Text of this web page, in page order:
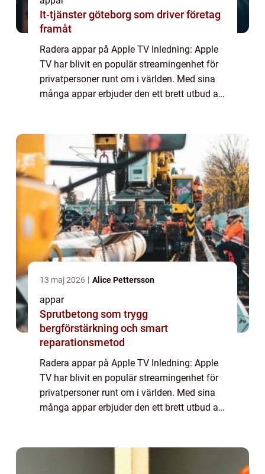
It-tjänster göteborg som driver företag
framåt
Radera appar på Apple TV Inledning: Apple
TV har blivit en populär streamingenhet för
privatpersoner runt om i världen. Med sina
många appar erbjuder den ett brett utbud av
13 maj 2026 Alice Pettersson
appar
Sprutbetong som trygg
bergförstärkning och smart
reparationsmetod
Radera appar på Apple TV Inledning: Apple
TV har blivit en populär streamingenhet för
privatpersoner runt om i världen. Med sina
många appar erbjuder den ett brett utbud av